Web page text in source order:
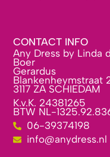
CONTACT INFO
Any Dress by Linda
Boer
Gerardus
Blankenheymstraat
3117 ZA SCHIEDAM
K.v.K. 24381265
BTW NL-
06-39374198
info@anydress.nl